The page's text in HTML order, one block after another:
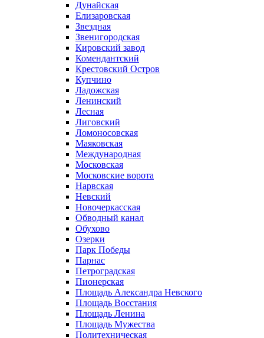
Дунайская
Елизаровская
Звездная
Звенигородская
Кировский завод
Комендантский
Крестовский Остров
Купчино
Ладожская
Ленинский
Лесная
Лиговский
Ломоносовская
Маяковская
Международная
Московская
Московские ворота
Нарвская
Невский
Новочеркасская
Обводный канал
Обухово
Озерки
Парк Победы
Парнас
Петроградская
Пионерская
Площадь Александра Невского
Площадь Восстания
Площадь Ленина
Площадь Мужества
Политехническая